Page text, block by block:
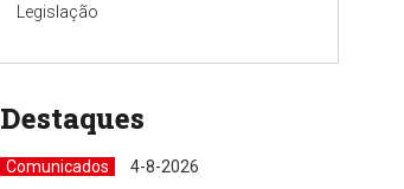
Legislação
Destaques
Comunicados 4-8-2026